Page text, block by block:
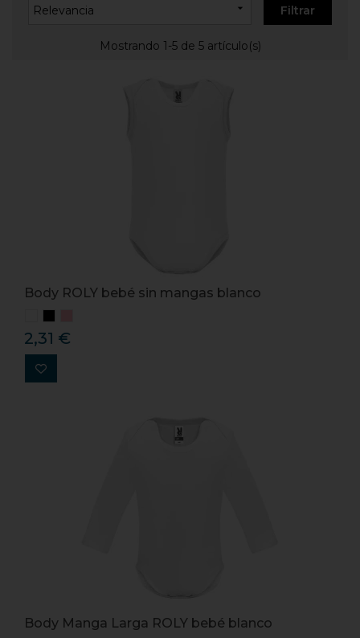
Relevancia  Filtrar
Mostrando 1-5 de 5 artículo(s)
Body ROLY bebé sin mangas blanco
2,31 €
Body Manga Larga ROLY bebé blanco